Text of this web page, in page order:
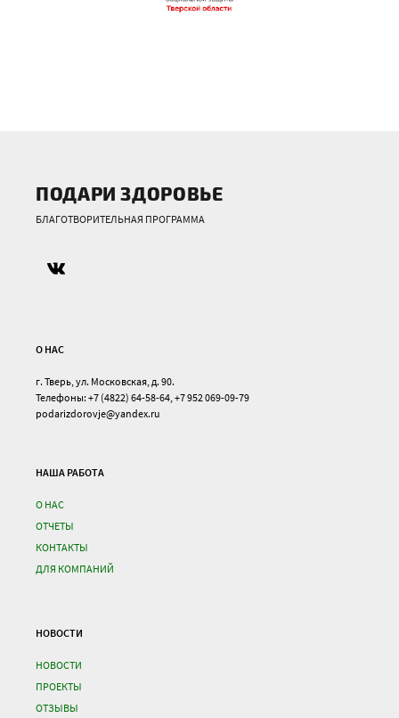
ПОДАРИ ЗДОРОВЬЕ
БЛАГОТВОРИТЕЛЬНАЯ ПРОГРАММА
О НАС
г. Тверь, ул. Московская, д. 90.
Телефоны: +7 (4822) 64-58-64, +7 952 069-09-79
podarizdorovje@yandex.ru
НАША РАБОТА
О НАС
ОТЧЕТЫ
КОНТАКТЫ
ДЛЯ КОМПАНИЙ
НОВОСТИ
НОВОСТИ
ПРОЕКТЫ
ОТЗЫВЫ